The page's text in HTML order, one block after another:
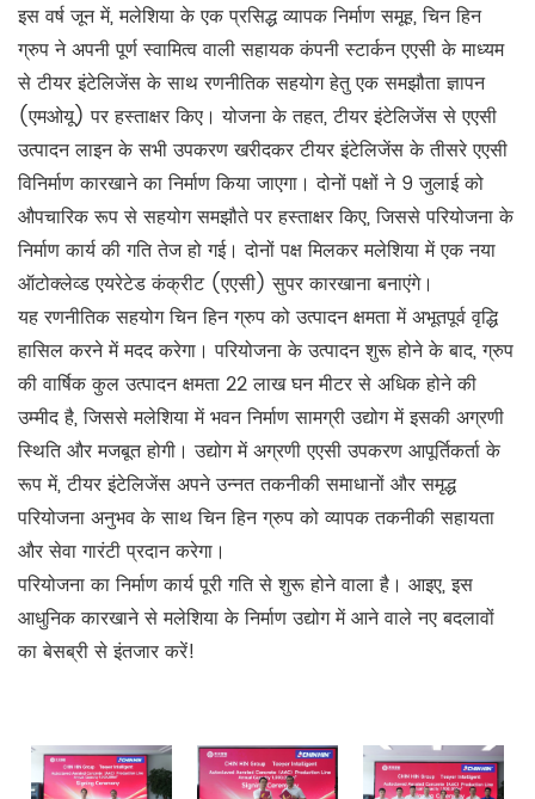
इस वर्ष जून में, मलेशिया के एक प्रसिद्ध व्यापक निर्माण समूह, चिन हिन
ग्रुप ने अपनी पूर्ण स्वामित्व वाली सहायक कंपनी स्टार्कन एएसी के माध्यम
से टीयर इंटेलिजेंस के साथ रणनीतिक सहयोग हेतु एक समझौता ज्ञापन
(एमओयू) पर हस्ताक्षर किए। योजना के तहत, टीयर इंटेलिजेंस से एएसी
उत्पादन लाइन के सभी उपकरण खरीदकर टीयर इंटेलिजेंस के तीसरे एएसी
विनिर्माण कारखाने का निर्माण किया जाएगा। दोनों पक्षों ने 9 जुलाई को
औपचारिक रूप से सहयोग समझौते पर हस्ताक्षर किए, जिससे परियोजना के
निर्माण कार्य की गति तेज हो गई। दोनों पक्ष मिलकर मलेशिया में एक नया
ऑटोक्लेव्ड एयरेटेड कंक्रीट (एएसी) सुपर कारखाना बनाएंगे।
यह रणनीतिक सहयोग चिन हिन ग्रुप को उत्पादन क्षमता में अभूतपूर्व वृद्धि
हासिल करने में मदद करेगा। परियोजना के उत्पादन शुरू होने के बाद, ग्रुप
की वार्षिक कुल उत्पादन क्षमता 22 लाख घन मीटर से अधिक होने की
उम्मीद है, जिससे मलेशिया में भवन निर्माण सामग्री उद्योग में इसकी अग्रणी
स्थिति और मजबूत होगी। उद्योग में अग्रणी एएसी उपकरण आपूर्तिकर्ता के
रूप में, टीयर इंटेलिजेंस अपने उन्नत तकनीकी समाधानों और समृद्ध
परियोजना अनुभव के साथ चिन हिन ग्रुप को व्यापक तकनीकी सहायता
और सेवा गारंटी प्रदान करेगा।
परियोजना का निर्माण कार्य पूरी गति से शुरू होने वाला है। आइए, इस
आधुनिक कारखाने से मलेशिया के निर्माण उद्योग में आने वाले नए बदलावों
का बेसब्री से इंतजार करें!